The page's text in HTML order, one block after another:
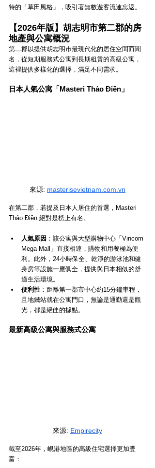
特的「草田風格」，吸引著無數遊客流連忘返。
【2026年版】胡志明市第二郡的房
地產與公寓概況
第二郡以提供胡志明市最現代化的居住空間而聞
名，從短期服務式公寓到長期租賃的高級公寓，
這裡提供多樣化的選擇，滿足不同需求。
日本人氣公寓「Masteri Thảo Điền」
來源: masterisevietnam.com.vn
在第二郡，若提及日本人居住的首選，Masteri
Thảo Điền 絕對是榜上有名。
人氣原因 ：該公寓與大型購物中心「Vincom
Mega Mall」直接相連，購物和用餐極為便
利。此外，24小時保全、乾淨的游泳池和健
身房等設施一應俱全，提供與日本相似的舒
適生活環境。
便利性 ：距離第一郡市中心約15分鐘車程，
且地鐵站就在公寓門口，無論是通勤還是觀
光，都是絕佳的據點。
最新高級公寓與服務式公寓
來源: Empirecity
截至2026年，峴港地區的高級住宅選擇更加豐
富：